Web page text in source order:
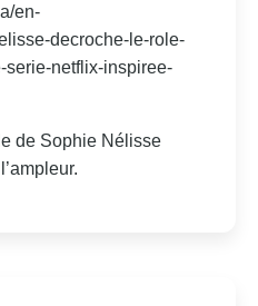
en-
decroche-le-role-
netflix-inspiree-
de Sophie Nélisse